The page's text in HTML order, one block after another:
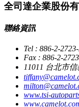
全司達企業股份
聯絡資訊
Tel : 886-2-
Fax : 886-2-
11011 台北市
www.tsi-